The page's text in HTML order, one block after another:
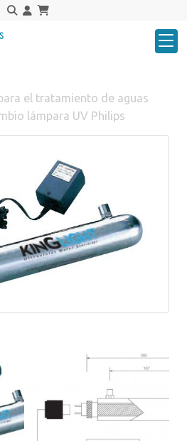
el tratamiento de aguas
lámpara UV Philips